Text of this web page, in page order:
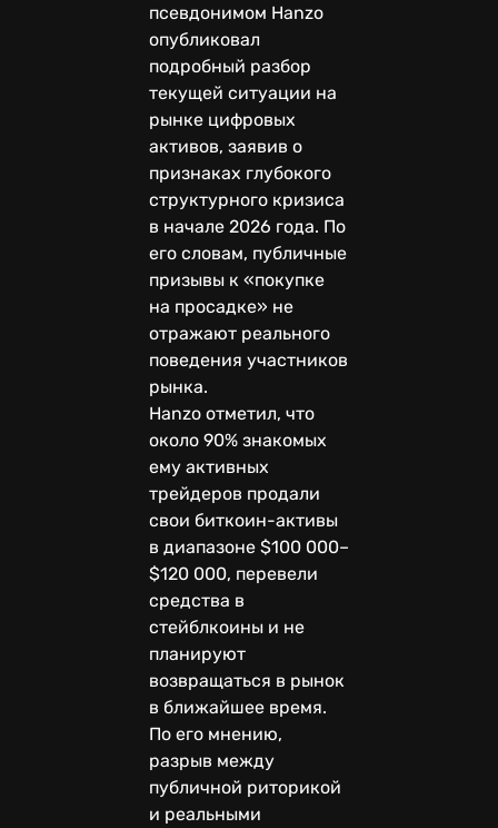
псевдонимом Hanzo
опубликовал
подробный разбор
текущей ситуации на
рынке цифровых
активов, заявив о
признаках глубокого
структурного кризиса
в начале 2026 года. По
его словам, публичные
призывы к «покупке
на просадке» не
отражают реального
поведения участников
рынка.
Hanzo отметил, что
около 90% знакомых
ему активных
трейдеров продали
свои биткоин-активы
в диапазоне $100 000–
$120 000, перевели
средства в
стейблкоины и не
планируют
возвращаться в рынок
в ближайшее время.
По его мнению,
разрыв между
публичной риторикой
и реальными